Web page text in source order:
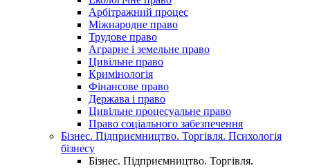
Арбітражний процес
Міжнародне право
Трудове право
Аграрне і земельне право
Цивільне право
Кримінологія
Фінансове право
Держава і право
Цивільне процесуальне право
Право соціального забезпечення
Бізнес. Підприємництво. Торгівля. Психологія
бізнесу
Бізнес. Підприємництво. Торгівля.